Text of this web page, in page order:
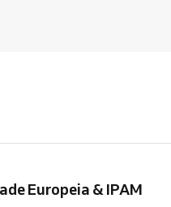
Europeia & IPAM